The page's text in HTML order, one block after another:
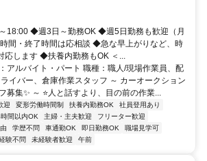
18:00 ◆週3日～勤務OK ◆週5日勤務も歓迎（月
間・終了時間は応相談 ◆急な早上がりなど、時
応します ◆扶養内勤務もOK ＜...
アルバイト・パート 職種：職人/現場作業員、配
イバー、倉庫作業スタッフ ～ カーオークション
募集✨ ～ ⭐人と話すより、目の前の作業...
迎 変形労働時間制 扶養内勤務OK
社員登用あり
間以内OK 主婦・主夫歓迎
フリーター歓迎
学歴不問 車通勤OK 即日勤務OK
職場見学可
験不問 未経験者歓迎 午前